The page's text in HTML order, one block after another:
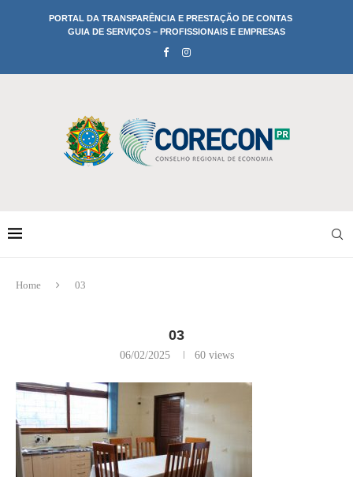
PORTAL DA TRANSPARÊNCIA E PRESTAÇÃO DE CONTAS
GUIA DE SERVIÇOS – PROFISSIONAIS E EMPRESAS
Home 03
03
06/02/2025 60views